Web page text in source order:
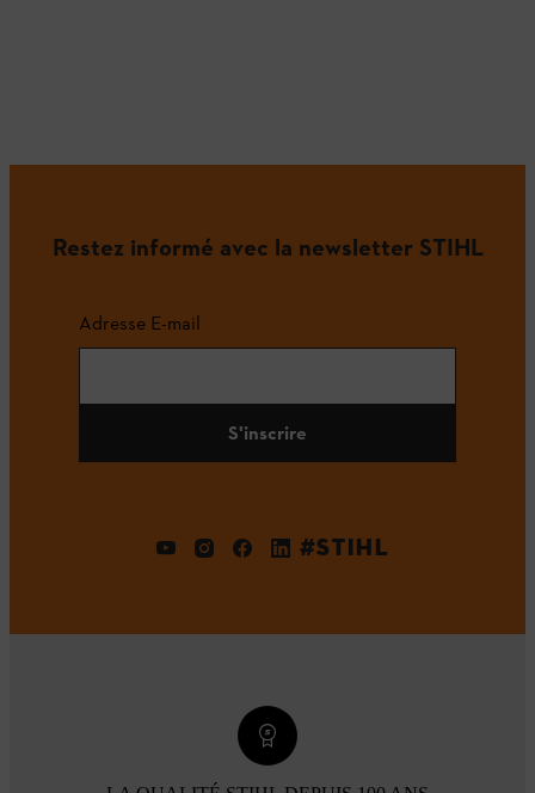
Restez informé avec la newsletter STIHL
Adresse E-mail
S'inscrire
#STIHL